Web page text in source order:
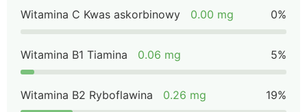
Witamina C Kwas askorbinowy 0.00 mg 0%
Witamina B1 Tiamina 0.06 mg 5%
Witamina B2 Ryboflawina 0.26 mg 19%